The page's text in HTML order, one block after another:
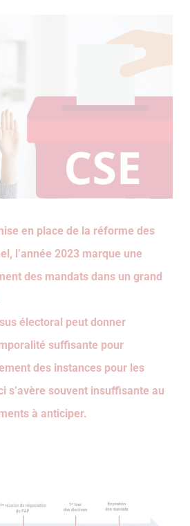
en place de la réforme des
l’année 2023 marque une
des mandats dans un grand
électoral peut donner
suffisante pour
des instances pour les
s’avère souvent insuffisante au
à anticiper.